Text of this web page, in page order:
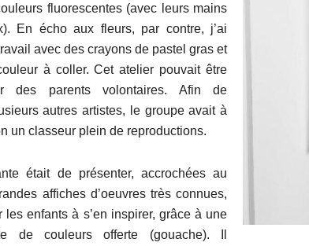
fluorescentes (avec leurs mains
En écho aux fleurs, par contre, j’ai
avec des crayons de pastel gras et
à coller. Cet atelier pouvait être
des parents volontaires. Afin de
autres artistes, le groupe avait à
un classeur plein de reproductions.
était de présenter, accrochées au
affiches d’oeuvres très connues,
les enfants à s’en inspirer, grâce à une
de couleurs offerte (gouache). Il